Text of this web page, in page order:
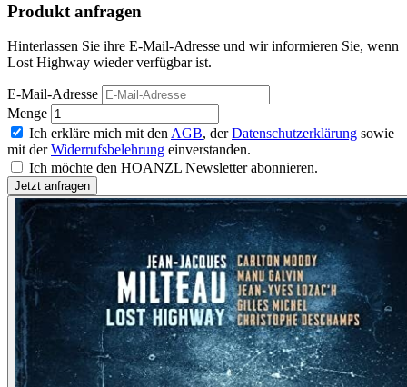
Produkt anfragen
Hinterlassen Sie ihre E-Mail-Adresse und wir informieren Sie, wenn
Lost Highway wieder verfügbar ist.
E-Mail-Adresse
Menge
Ich erkläre mich mit den AGB, derDatenschutzerklärung sowie
mit derWiderrufsbelehrung einverstanden.
Ich möchte den HOANZL Newsletter abonnieren.